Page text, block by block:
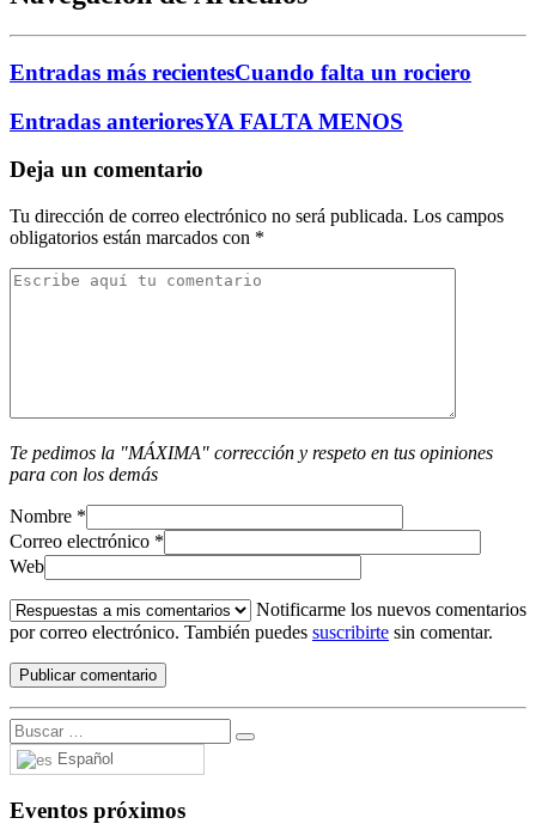
Entradas más recientesCuando falta un rociero
Entradas anterioresYA FALTA MENOS
Deja un comentario
Tu dirección de correo electrónico no será publicada. Los campos
obligatorios están marcados con *
Te pedimos la "MÁXIMA" corrección y respeto en tus opiniones
para con los demás
Nombre *
Correo electrónico *
Web
Notificarme los nuevos comentarios
por correo electrónico. También puedes suscribirte sin comentar.
Español
Eventos próximos